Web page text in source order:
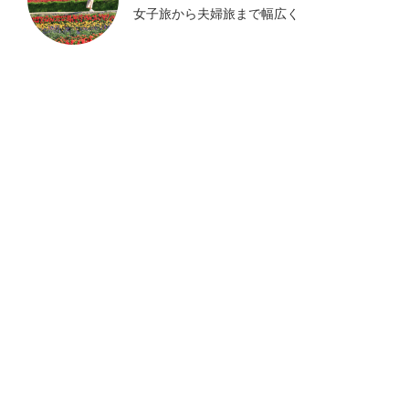
女子旅から夫婦旅まで幅広く